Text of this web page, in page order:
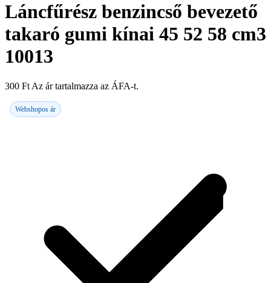
Láncfűrész benzincső bevezető
takaró gumi kínai 45 52 58 cm3
10013
300 Ft Az ár tartalmazza az ÁFA-t.
Webshopos ár